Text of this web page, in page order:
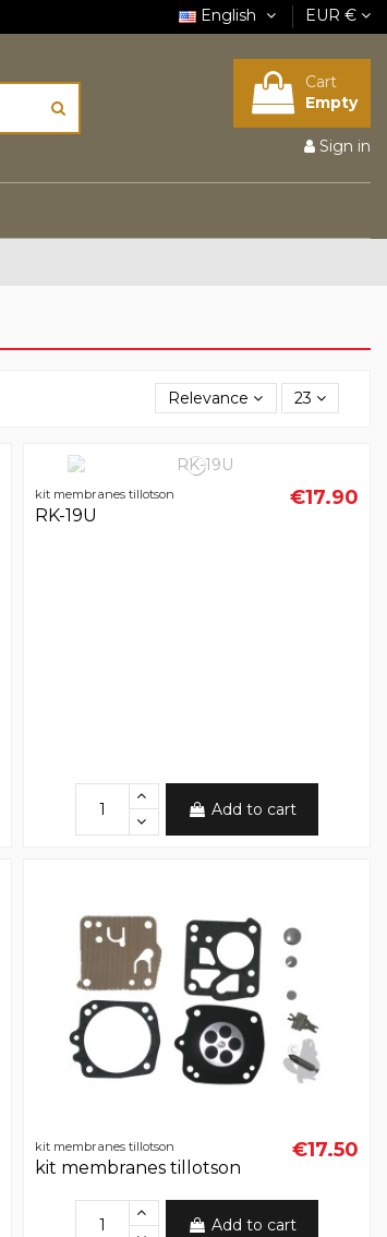
English EUR €
Cart
Empty
Sign in
Relevance 23
kit membranes tillotson
RK-19U
€17.90
Add to cart
kit membranes tillotson
kit membranes tillotson
€17.50
Add to cart